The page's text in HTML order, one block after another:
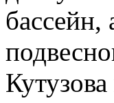
бассейн,